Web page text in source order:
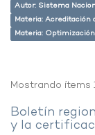
Autor: Sistema
Materia: Acreditación
Materia:
Mostrando ítems
Boletín
y la